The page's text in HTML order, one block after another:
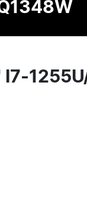
I7-